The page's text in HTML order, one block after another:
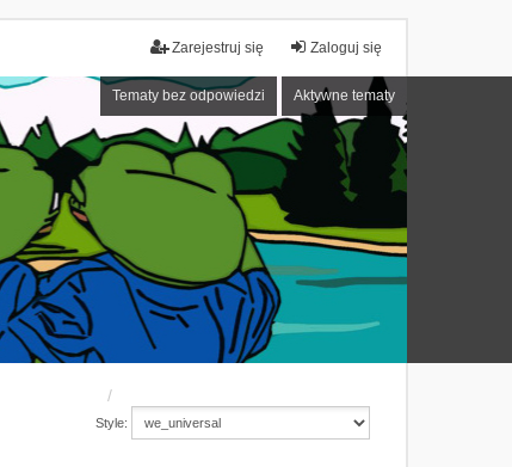
Zaloguj się
Zarejestruj się
Tematy bez odpowiedzi Aktywne tematy
Style: